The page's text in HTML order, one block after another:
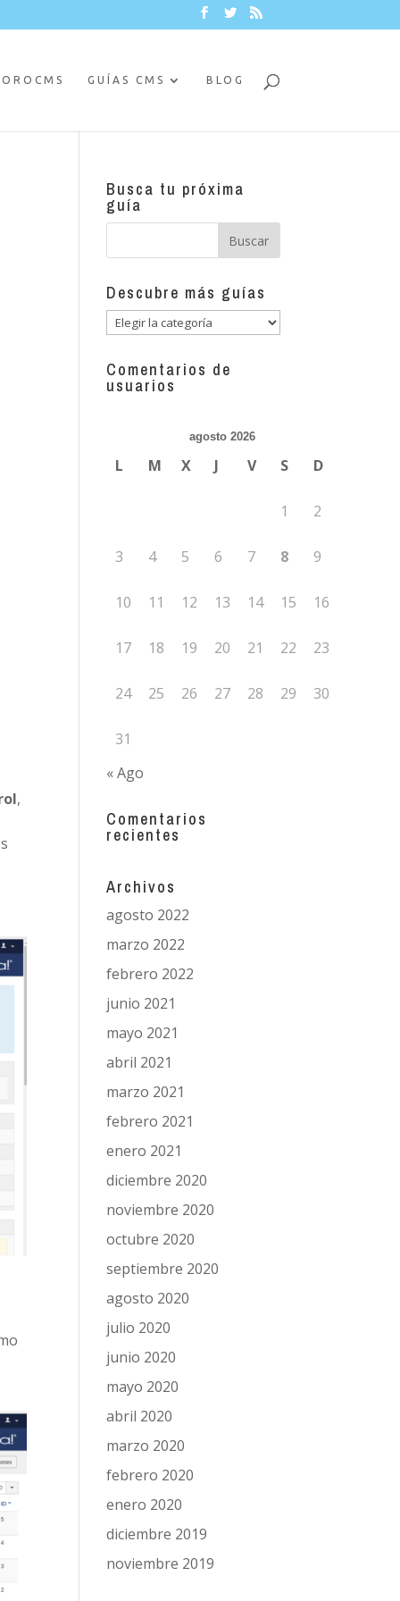
GUÍAS CMS BLOG
,
Busca tu próxima
guía
Descubre más guías
Descubre
guías
Comentarios de
usuarios
agosto 2026
L M X J V S D
1 2
3 4 5 6 7 8 9
10 11 12 13 14 15 16
17 18 19 20 21 22 23
24 25 26 27 28 29 30
31
« Ago
Comentarios
recientes
Archivos
agosto 2022
marzo 2022
febrero 2022
junio 2021
mayo 2021
abril 2021
marzo 2021
febrero 2021
enero 2021
diciembre 2020
noviembre 2020
octubre 2020
septiembre 2020
agosto 2020
julio 2020
junio 2020
mayo 2020
abril 2020
marzo 2020
febrero 2020
enero 2020
diciembre 2019
noviembre 2019